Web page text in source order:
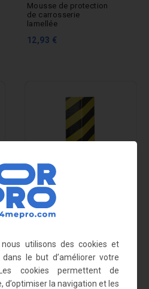
Mousse de protection
de carrosserie
lamellée
12,93 €
Mousse de protection
utilisons des cookies et
le but d’améliorer votre
cookies permettent de
d’optimiser la navigation et les